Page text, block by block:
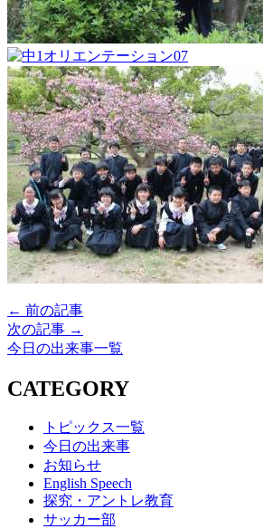
← 前の記事
次の記事 →
今日の出来事一覧
CATEGORY
トピックス一覧
今日の出来事
お知らせ
English Speech
探究・アントレ教育
サッカー部